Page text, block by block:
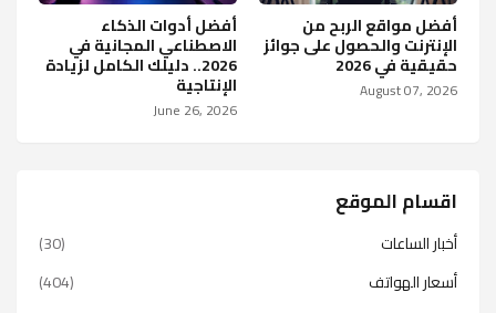
أفضل مواقع الربح من
الإنترنت والحصول على جوائز
حقيقية في 2026
August 07, 2026
أفضل أدوات الذكاء
الاصطناعي المجانية في
2026.. دليلك الكامل لزيادة
الإنتاجية
June 26, 2026
اقسام الموقع
أخبار الساعات
(30)
أسعار الهواتف
(404)